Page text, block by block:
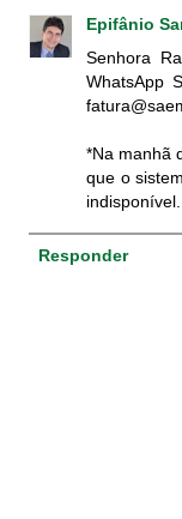
Epifânio
Senhora
WhatsApp
*Na manhã
que o
indisponível.
Responder